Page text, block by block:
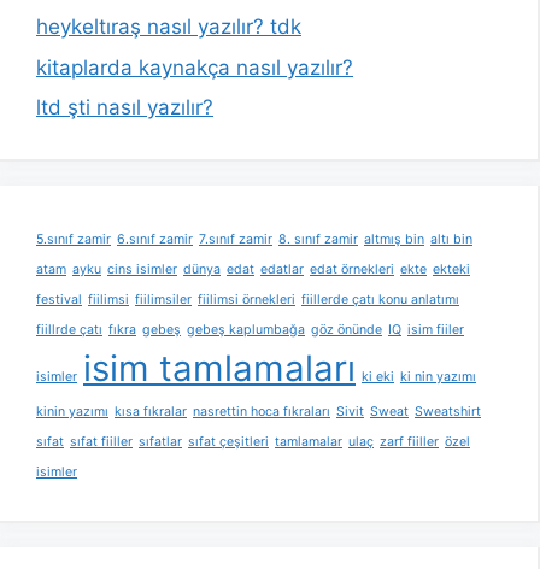
heykeltıraş nasıl yazılır? tdk
kitaplarda kaynakça nasıl yazılır?
ltd şti nasıl yazılır?
5.sınıf zamir 6.sınıf zamir 7.sınıf zamir 8. sınıf zamir altmış bin altı bin
atam ayku cins isimler dünya edat edatlar edat örnekleri ekte ekteki
festival fiilimsi fiilimsiler fiilimsi örnekleri fiillerde çatı konu anlatımı
fiillrde çatı fıkra gebeş gebeş kaplumbağa göz önünde IQ isim fiiler
isimler isim tamlamaları ki eki ki nin yazımı
kinin yazımı kısa fıkralar nasrettin hoca fıkraları Sivit Sweat Sweatshirt
sıfat sıfat fiiller sıfatlar sıfat çeşitleri tamlamalar ulaç zarf fiiller özel
isimler